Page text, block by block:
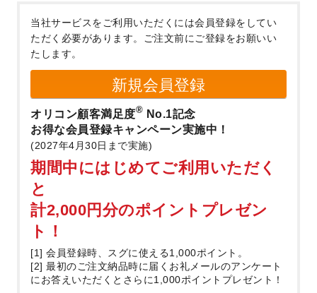
当社サービスをご利用いただくには会員登録をしてい
ただく必要があります。
ご注文前にご登録をお願いい
たします。
新規会員登録
オリコン顧客満足度® No.1記念
お得な会員登録キャンペーン実施中！
(2027年4月30日まで実施)
期間中にはじめてご利用いただく
と
計2,000円分のポイントプレゼン
ト！
[1] 会員登録時、スグに使える1,000ポイント。
[2] 最初のご注文納品時に届くお礼メールのアンケート
にお答えいただくとさらに1,000ポイントプレゼント！